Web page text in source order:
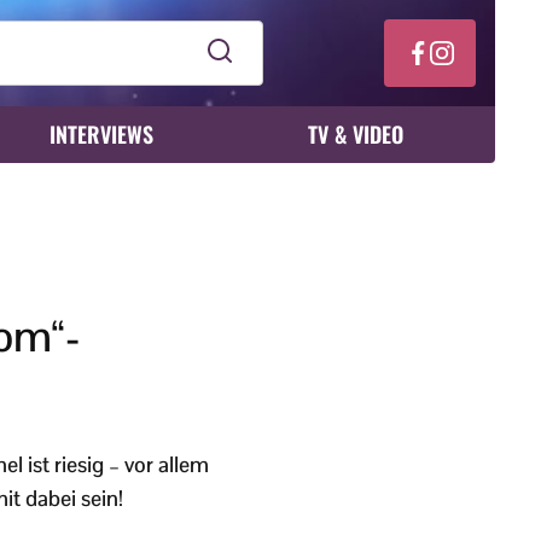
INTERVIEWS TV & VIDEO
ist riesig – vor allem
dabei sein!